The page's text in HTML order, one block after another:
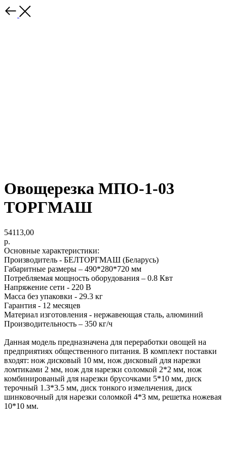
Овощерезка МПО-1-03
ТОРГМАШ
54113,00
р.
Основные характеристики:
Производитель - БЕЛТОРГМАШ (Беларусь)
Габаритные размеры – 490*280*720 мм
Потребляемая мощность оборудования – 0.8 Квт
Напряжение сети - 220 В
Масса без упаковки - 29.3 кг
Гарантия - 12 месяцев
Материал изготовления - нержавеющая сталь, алюминий
Производительность – 350 кг/ч
Данная модель предназначена для переработки овощей на
предприятиях общественного питания. В комплект поставки
входят: нож дисковый 10 мм, нож дисковый для нарезки
ломтиками 2 мм, нож для нарезки соломкой 2*2 мм, нож
комбинированый для нарезки брусочками 5*10 мм, диск
терочный 1.3*3.5 мм, диск тонкого измельчения, диск
шинковочный для нарезки соломкой 4*3 мм, решетка ножевая
10*10 мм.